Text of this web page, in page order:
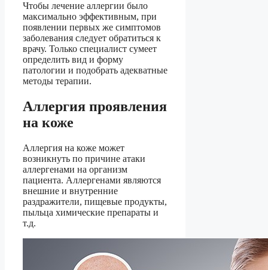
Чтобы лечение аллергии было
максимально эффективным, при
появлении первых же симптомов
заболевания следует обратиться к
врачу. Только специалист сумеет
определить вид и форму
патологии и подобрать адекватные
методы терапии.
Аллергия проявления
на коже
Аллергия на коже может
возникнуть по причине атаки
аллергенами на организм
пациента. Аллергенами являются
внешние и внутренние
раздражители, пищевые продукты,
пыльца химические препараты и
т.д.